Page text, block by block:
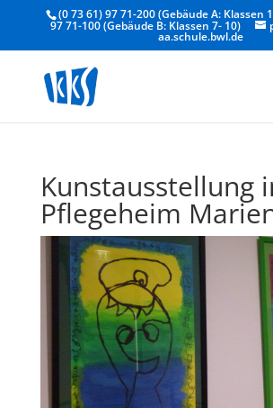
(0 73 61) 97 71-200 (Gebäude A: Klassen
97 71-100 (Gebäude B: Klassen 7- 10)
aa.schule.bwl.de
Kunstausstellung
Pflegeheim